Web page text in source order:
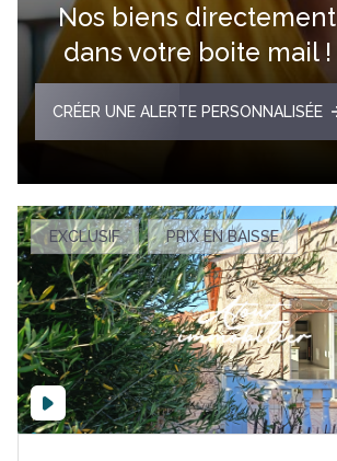
Nos biens directement
dans votre boite mail !
CRÉER UNE ALERTE PERSONNALISÉE
EXCLUSIF PRIX EN BAISSE